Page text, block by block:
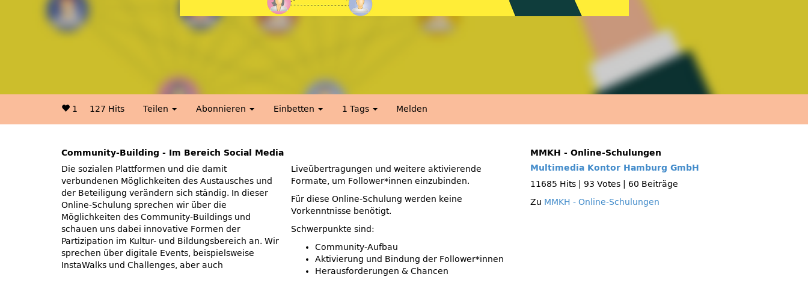
1 127 Hits Teilen Abonnieren Einbetten 1 Tags Melden
Community-Building - Im Bereich Social Media
Die sozialen Plattformen und die damit
verbundenen Möglichkeiten des Austausches und
der Beteiligung verändern sich ständig. In dieser
Online-Schulung sprechen wir über die
Möglichkeiten des Community-Buildings und
schauen uns dabei innovative Formen der
Partizipation im Kultur- und Bildungsbereich an. Wir
sprechen über digitale Events, beispielsweise
InstaWalks und Challenges, aber auch
Liveübertragungen und weitere aktivierende
Formate, um Follower*innen einzubinden.
Für diese Online-Schulung werden keine
Vorkenntnisse benötigt.
Schwerpunkte sind:
Community-Aufbau
Aktivierung und Bindung der Follower*innen
Herausforderungen & Chancen
MMKH - Online-Schulungen
Multimedia Kontor Hamburg GmbH
11685 Hits
93 Votes
60 Beiträge
Zu MMKH - Online-Schulungen